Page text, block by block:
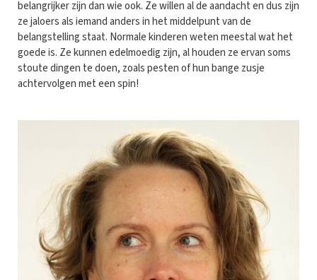
belangrijker zijn dan wie ook. Ze willen al de aandacht en dus zijn
ze jaloers als iemand anders in het middelpunt van de
belangstelling staat. Normale kinderen weten meestal wat het
goede is. Ze kunnen edelmoedig zijn, al houden ze ervan soms
stoute dingen te doen, zoals pesten of hun bange zusje
achtervolgen met een spin!